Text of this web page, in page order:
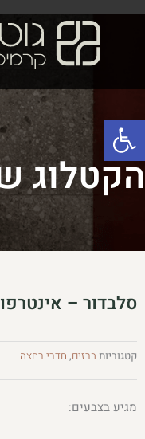
פתח סרגל נגישות
הקטלוג
סלבדור – אינטרפוץ 3 דרך במגוון
קטגוריותברזים, חדרי רחצה
מגיע בצבעים: